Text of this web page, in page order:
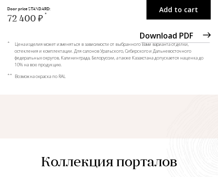
Add to cart
Download PDF
Door price STANDARD:
72 400 ₽
*
Цена изделия может изменяться в зависимости от выбранного Вами варианта отделки,
остекления и комплектации. Для салонов Уральского, Сибирского и Дальневосточного
федеральных округов, Калининграда, Белоруссии, а также Казахстана допускается наценка до
10% на всю продукцию.
** Возможна окраска по RAL
Коллекция порталов